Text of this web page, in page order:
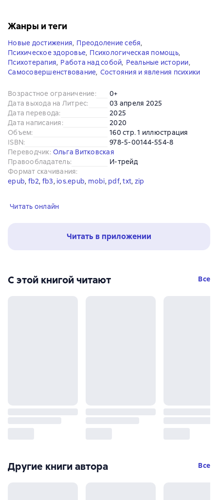
Жанры и теги
Новые достижения, Преодоление себя,
Психическое здоровье, Психологическая помощь,
Психотерапия, Работа над собой, Реальные истории,
Самосовершенствование, Состояния и явления психики
Возрастное ограничение:
0+
Дата выхода на Литрес:
03 апреля 2025
Дата перевода:
2025
Дата написания:
2020
Объем:
160 стр. 1 иллюстрация
ISBN:
978-5-00144-554-8
Переводчик: Ольга Витковская
Правообладатель:
И-трейд
Формат скачивания:
epub, fb2, fb3, ios.epub, mobi, pdf, txt, zip
Читать онлайн
Читать в приложении
С этой книгой читают Все
Другие книги автора Все